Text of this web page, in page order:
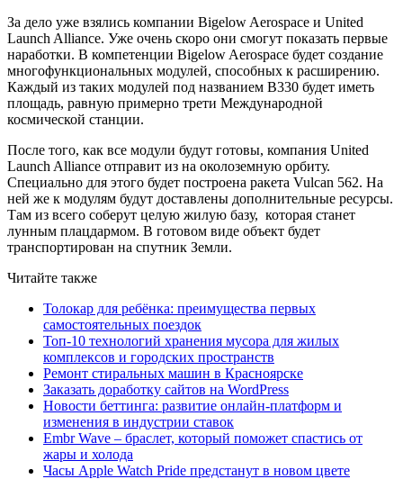
За дело уже взялись компании Bigelow Aerospace и United
Launch Alliance. Уже очень скоро они смогут показать первые
наработки. В компетенции Bigelow Aerospace будет создание
многофункциональных модулей, способных к расширению.
Каждый из таких модулей под названием B330 будет иметь
площадь, равную примерно трети Международной
космической станции.
После того, как все модули будут готовы, компания United
Launch Alliance отправит из на околоземную орбиту.
Специально для этого будет построена ракета Vulcan 562. На
ней же к модулям будут доставлены дополнительные ресурсы.
Там из всего соберут целую жилую базу, которая станет
лунным плацдармом. В готовом виде объект будет
транспортирован на спутник Земли.
Читайте также
Толокар для ребёнка: преимущества первых
самостоятельных поездок
Топ-10 технологий хранения мусора для жилых
комплексов и городских пространств
Ремонт стиральных машин в Красноярске
Заказать доработку сайтов на WordPress
Новости беттинга: развитие онлайн-платформ и
изменения в индустрии ставок
Embr Wave – браслет, который поможет спастись от
жары и холода
Часы Apple Watch Pride предстанут в новом цвете